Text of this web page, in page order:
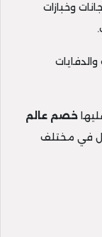
وخبازات
والدفايات
خصم عالم
في مختلف